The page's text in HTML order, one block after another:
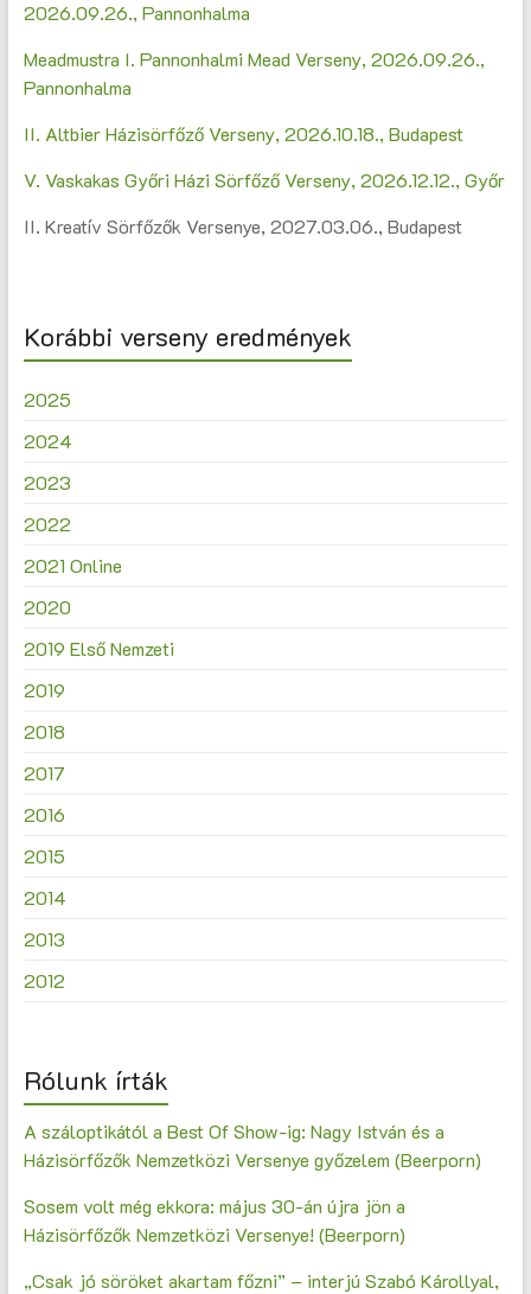
2026.09.26., Pannonhalma
Meadmustra I. Pannonhalmi Mead Verseny, 2026.09.26.,
Pannonhalma
II. Altbier Házisörfőző Verseny, 2026.10.18., Budapest
V. Vaskakas Győri Házi Sörfőző Verseny, 2026.12.12., Győr
II. Kreatív Sörfőzők Versenye, 2027.03.06., Budapest
Korábbi verseny eredmények
2025
2024
2023
2022
2021 Online
2020
2019 Első Nemzeti
2019
2018
2017
2016
2015
2014
2013
2012
Rólunk írták
A száloptikától a Best Of Show-ig: Nagy István és a
Házisörfőzők Nemzetközi Versenye győzelem (Beerporn)
Sosem volt még ekkora: május 30-án újra jön a
Házisörfőzők Nemzetközi Versenye! (Beerporn)
„Csak jó söröket akartam főzni” – interjú Szabó Károllyal,